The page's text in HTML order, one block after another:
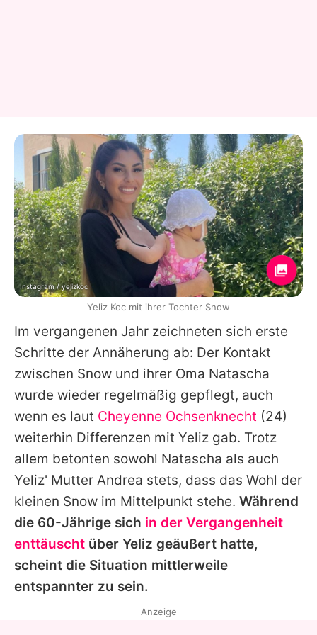
Im vergangenen Jahr zeichneten sich erste
Schritte der Annäherung ab: Der Kontakt
zwischen Snow und ihrer Oma Natascha
wurde wieder regelmäßig gepflegt, auch
wenn es laut Cheyenne Ochsenknecht (24)
weiterhin Differenzen mit Yeliz gab. Trotz
allem betonten sowohl Natascha als auch
Yeliz' Mutter Andrea stets, dass das Wohl der
kleinen Snow im Mittelpunkt stehe. Während
die 60-Jährige sich in der Vergangenheit
enttäuscht über Yeliz geäußert hatte,
scheint die Situation mittlerweile
entspannter zu sein.
Instagram / yelizkoc
Yeliz Koc mit ihrer Tochter Snow
Anzeige